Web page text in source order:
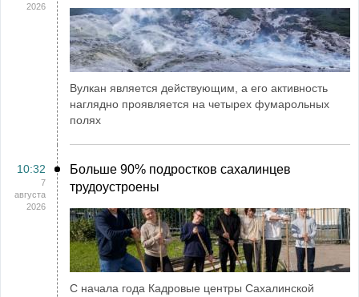
2026
Вулкан является действующим, а его активность
наглядно проявляется на четырех фумарольных
полях
10:32
7
августа
2026
Больше 90% подростков сахалинцев
трудоустроены
С начала года Кадровые центры Сахалинской